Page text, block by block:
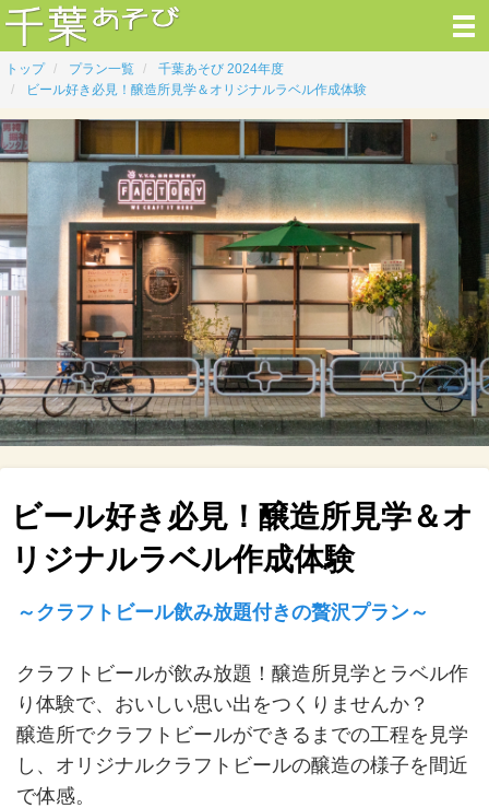
トップ プラン一覧
千葉あそび 2024年度
ビール好き必見！醸造所見学＆オリジナルラベル作成体験
ビール好き必見！醸造所見学＆オ
リジナルラベル作成体験
～クラフトビール飲み放題付きの贅沢プラン～
クラフトビールが飲み放題！醸造所見学とラベル作
り体験で、おいしい思い出をつくりませんか？
醸造所でクラフトビールができるまでの工程を見学
し、オリジナルクラフトビールの醸造の様子を間近
で体感。